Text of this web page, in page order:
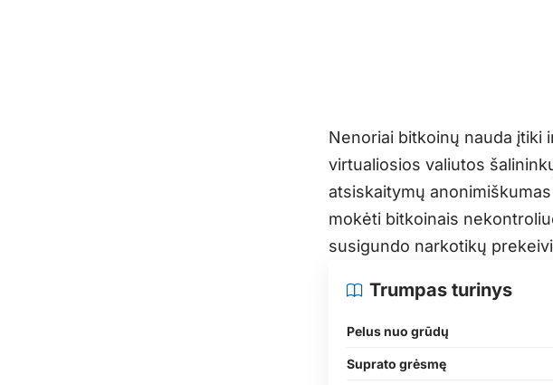
Nenoriai bitkoinų nauda įtiki
virtualiosios valiutos
atsiskaitymų
mokėti bitkoinais
susigundo narkotikų
Trumpas turinys
Pelus nuo grūdų
Suprato grėsmę